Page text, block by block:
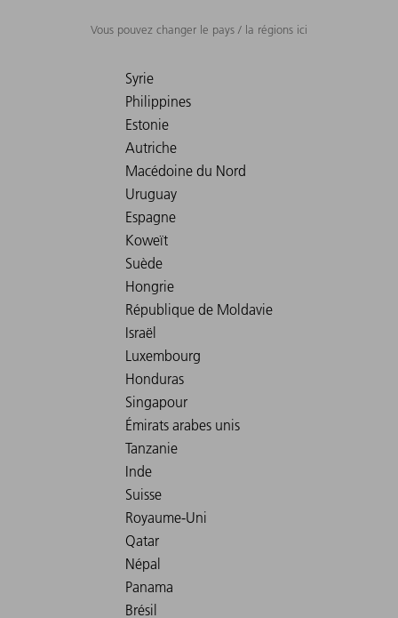
Vous pouvez changer le pays / la régions ici